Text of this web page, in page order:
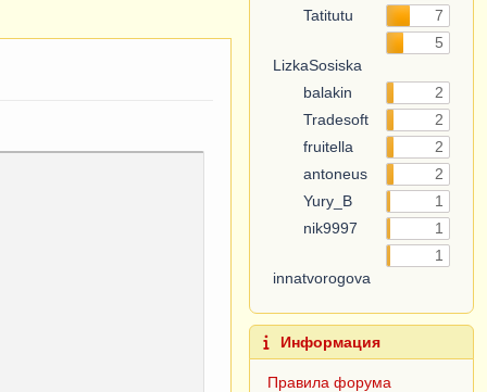
Tatitutu
7
LizkaSosiska
5
balakin
2
Tradesoft
2
fruitella
2
antoneus
2
Yury_B
1
nik9997
1
innatvorogova
1
Информация
Правила форума